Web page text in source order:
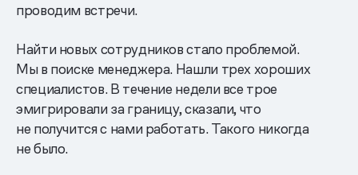
проводим встречи.
Найти новых сотрудников стало проблемой.
Мы в поиске менеджера. Нашли трех хороших
специалистов. В течение недели все трое
эмигрировали за границу, сказали, что
не получится с нами работать. Такого никогда
не было.